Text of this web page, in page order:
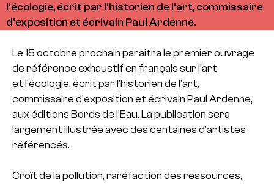
l’écologie, écrit par l’historien de l’art, commissaire
d’exposition et écrivain Paul Ardenne.
Le 15 octobre prochain paraitra le premier ouvrage
de référence exhaustif en français sur l’art
et l’écologie, écrit par l’historien de l’art,
commissaire d’exposition et écrivain Paul Ardenne,
aux éditions Bords de l’Eau. La publication sera
largement illustrée avec des centaines d’artistes
référencés.
Croît de la pollution, raréfaction des ressources,